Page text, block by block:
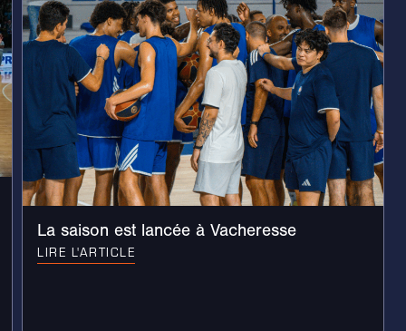
La saison est lancée à Vacheresse
LIRE L'ARTICLE